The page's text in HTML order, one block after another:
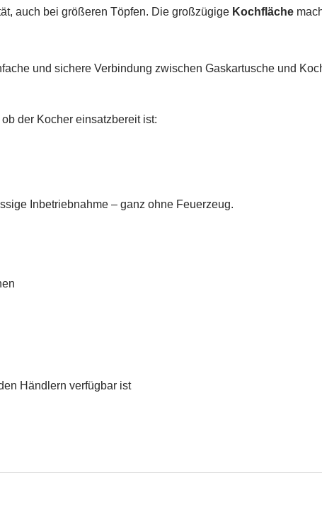
auch bei größeren Töpfen. Die großzügige Kochfläche
und sichere Verbindung zwischen Gaskartusche und
der Kocher einsatzbereit ist:
Inbetriebnahme – ganz ohne Feuerzeug.
Händlern verfügbar ist